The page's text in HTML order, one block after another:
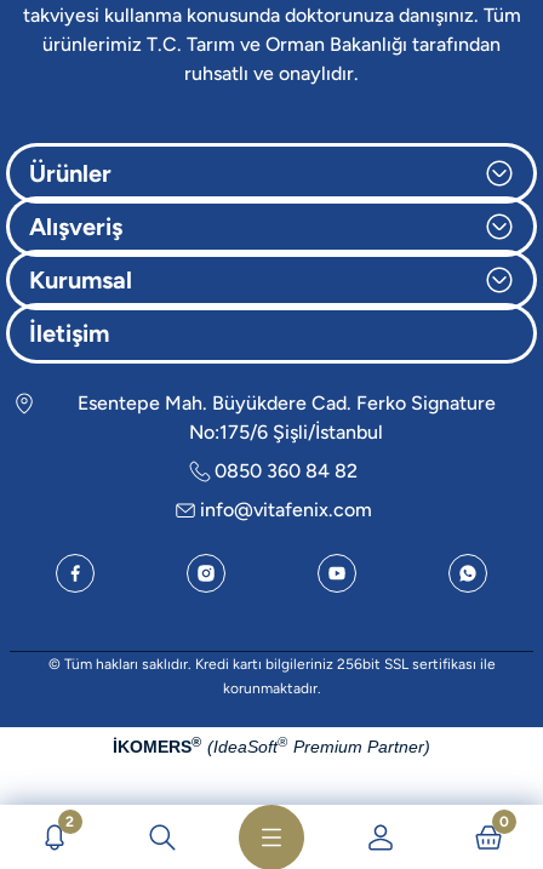
takviyesi kullanma konusunda doktorunuza danışınız. Tüm
ürünlerimiz T.C. Tarım ve Orman Bakanlığı tarafından
ruhsatlı ve onaylıdır.
Ürünler
Alışveriş
Kurumsal
İletişim
Esentepe Mah. Büyükdere Cad. Ferko Signature
No:175/6 Şişli/İstanbul
0850 360 84 82
info@vitafenix.com
© Tüm hakları saklıdır. Kredi kartı bilgileriniz 256bit SSL sertifikası ile
korunmaktadır.
2 0
İKOMERS® (IdeaSoft® Premium Partner)